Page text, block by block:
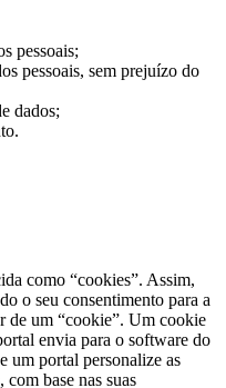
pessoais;
pessoais, sem prejuízo do
dados;
como “cookies”. Assim,
o seu consentimento para a
de um “cookie”. Um cookie
envia para o software do
um portal personalize as
com base nas suas